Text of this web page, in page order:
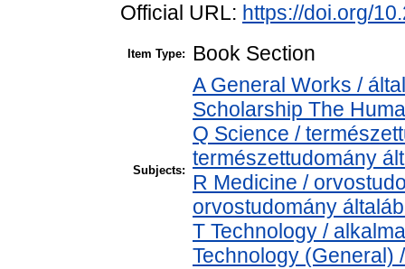
Official URL: https://doi.org/
Item Type: Book Section
Subjects:
A General Works /
Scholarship The
Q Science /
természettudomány
R Medicine /
orvostudomány
T Technology /
Technology (General)